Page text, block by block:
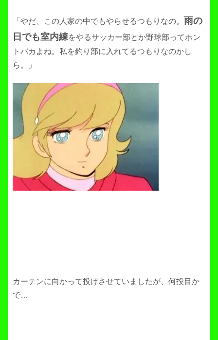
「やだ、この人家の中でもやらせるつもりなの。 雨の
日でも室内練をやるサッカー部とか野球部ってホン
トバカよね。私を釣り部に入れてるつもりなのかし
ら。」
カーテンに向かって投げさせていましたが、何投目か
で…